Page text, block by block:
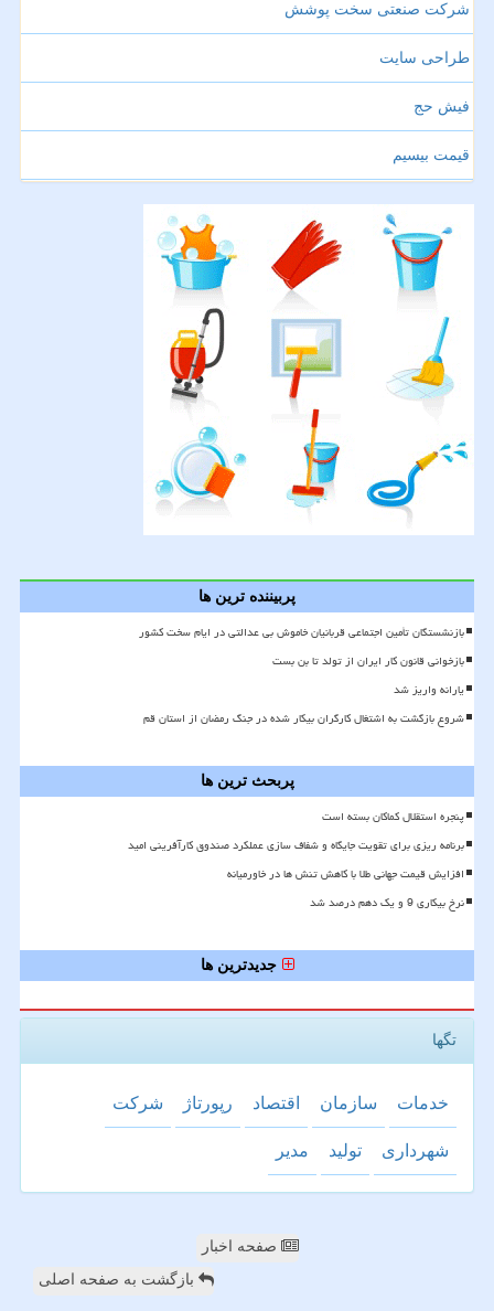
شرکت صنعتی سخت پوشش
طراحی سایت
فیش حج
قیمت بیسیم
پربیننده ترین ها
بازنشستگان تأمین اجتماعی قربانیان خاموش بی عدالتی در ایام سخت کشور
بازخوانی قانون کار ایران از تولد تا بن بست
یارانه واریز شد
شروع بازگشت به اشتغال کارگران بیکار شده در جنگ رمضان از استان قم
پربحث ترین ها
پنجره استقلال کماکان بسته است
برنامه ریزی برای تقویت جایگاه و شفاف سازی عملکرد صندوق کارآفرینی امید
افزایش قیمت جهانی طلا با کاهش تنش ها در خاورمیانه
نرخ بیکاری 9 و یک دهم درصد شد
جدیدترین ها
تگها
خدمات سازمان اقتصاد رپورتاژ شركت
شهرداری تولید مدیر
صفحه اخبار
بازگشت به صفحه اصلی